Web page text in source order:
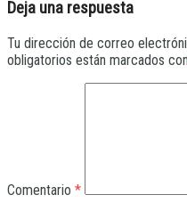
Deja una respuesta
Tu dirección de correo
obligatorios están marcados con
Comentario *